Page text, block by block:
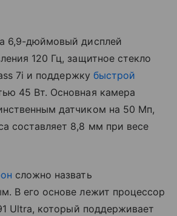
6,9-дюймовый дисплей
120 Гц, защитное стекло
7i и поддержку быстрой
45 Вт. Основная камера
датчиком на 50 Мп,
составляет 8,8 мм при весе
сложно назвать
В его основе лежит процессор
Ultra, который поддерживает